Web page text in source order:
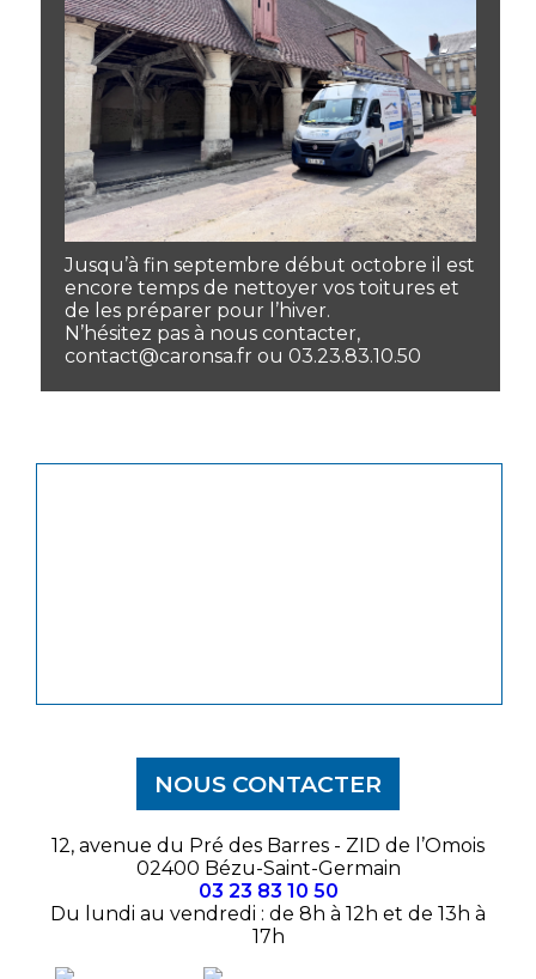
Jusqu’à fin septembre début octobre il est
encore temps de nettoyer vos toitures et
de les préparer pour l’hiver.
N’hésitez pas à nous contacter,
contact@caronsa.fr ou 03.23.83.10.50
NOUS CONTACTER
12, avenue du Pré des Barres - ZID de l’Omois
02400 Bézu-Saint-Germain
03 23 83 10 50
Du lundi au vendredi : de 8h à 12h et de 13h à
17h